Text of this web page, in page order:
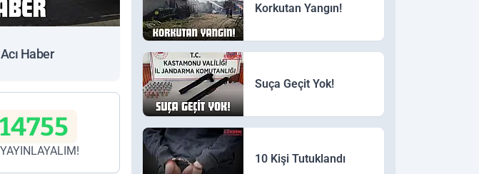
Haber
Korkutan Yangın!
Suça Geçit Yok!
10 Kişi Tutuklandı